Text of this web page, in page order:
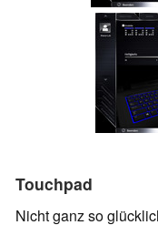
Touchpad
Nicht ganz so